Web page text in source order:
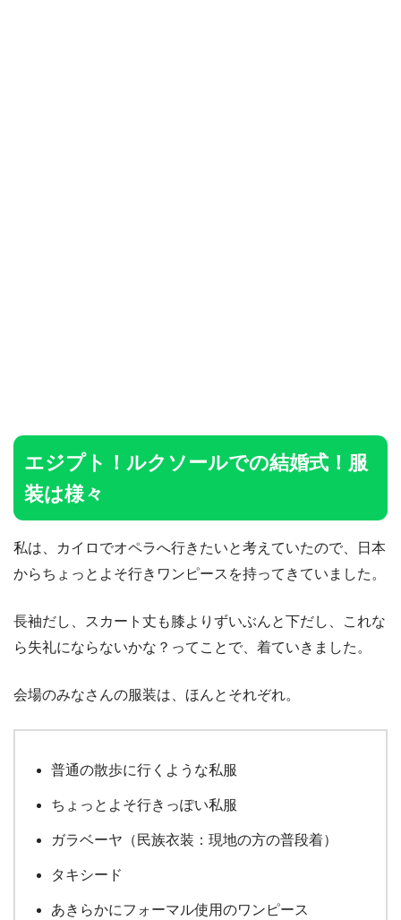
エジプト！ルクソールでの結婚式！服
装は様々
私は、カイロでオペラへ行きたいと考えていたので、日本
からちょっとよそ行きワンピースを持ってきていました。
長袖だし、スカート丈も膝よりずいぶんと下だし、これな
ら失礼にならないかな？ってことで、着ていきました。
会場のみなさんの服装は、ほんとそれぞれ。
普通の散歩に行くような私服
ちょっとよそ行きっぽい私服
ガラベーヤ（民族衣装：現地の方の普段着）
タキシード
あきらかにフォーマル使用のワンピース